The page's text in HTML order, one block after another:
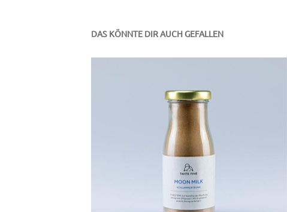
DAS KÖNNTE DIR AUCH GEFALLEN